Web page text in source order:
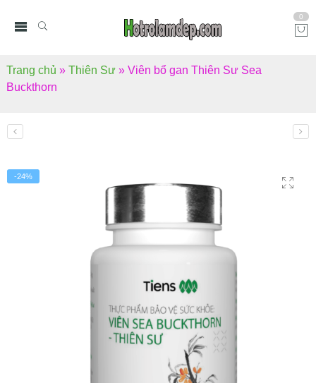
0
Trang chủ » Thiên Sư » Viên bổ gan Thiên Sư Sea
Buckthorn
-24%